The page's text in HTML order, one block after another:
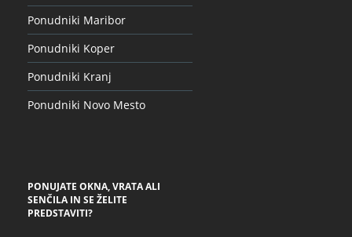
Ponudniki Maribor
Ponudniki Koper
Ponudniki Kranj
Ponudniki Novo Mesto
PONUJATE OKNA, VRATA ALI
SENČILA IN SE ŽELITE
PREDSTAVITI?